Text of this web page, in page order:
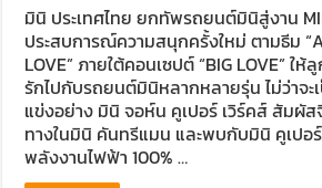
มินิ ประเทศไทย ยกทัพรถยนต์มินิสู่งาน
ประสบการณ์ความสนุกครั้งใหม่ ตามธีม
LOVE” ภายใต้คอนเซปต์ “BIG LOVE” ใ
รักไปกับรถยนต์มินิหลากหลายรุ่น ไม่ว่าจ
แข่งอย่าง มินิ จอห์น คูเปอร์ เวิร์คส์ สัม
ทางในมินิ คันทรีแมน และพบกับมินิ คูเปอ
พลังงานไฟฟ้า 100% …